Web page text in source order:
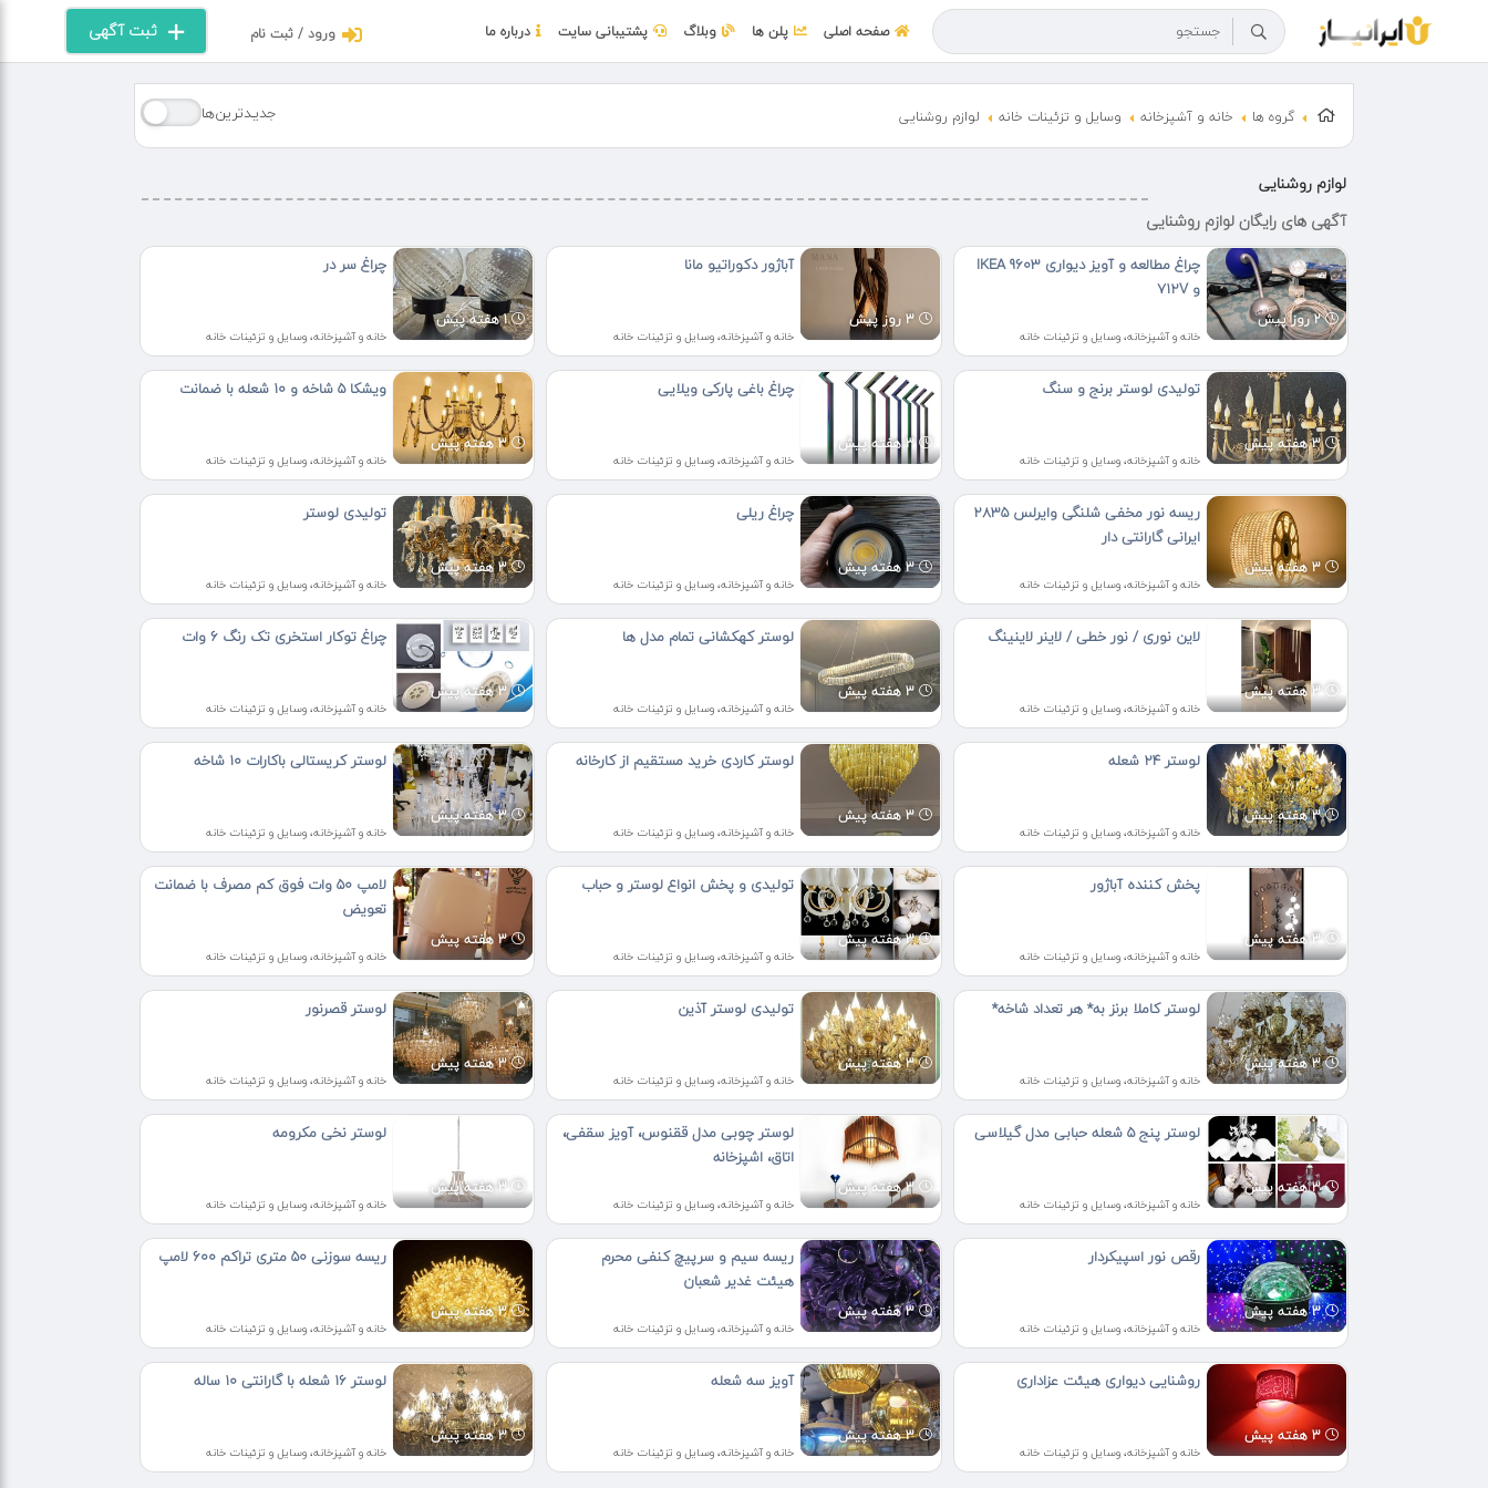
ثبت آگهی ورود / ثبت نام صفحه اصلی پلن ها وبلاگ پشتیبانی سایت درباره ما
گروه ها خانه و آشپزخانه وسایل و تزئینات خانه لوازم روشنایی جدیـدترین‌ها
لوازم روشنایی
آگهی های رایگان لوازم روشنایی
2 روز پیش
چراغ مطالعه و آویز دیواری IKEA 9603
و 712V
خانه و آشپزخانه، وسایل و تزئینات خانه
3 روز پیش
آباژور دکوراتیو مانا
خانه و آشپزخانه، وسایل و تزئینات خانه
1 هفته پیش
چراغ سر در
خانه و آشپزخانه، وسایل و تزئینات خانه
3 هفته پیش
تولیدی لوستر برنج و سنگ
خانه و آشپزخانه، وسایل و تزئینات خانه
3 هفته پیش
چراغ باغی پارکی ویلایی
خانه و آشپزخانه، وسایل و تزئینات خانه
3 هفته پیش
ویشکا ۵ شاخه و ۱۰ شعله با ضمانت
خانه و آشپزخانه، وسایل و تزئینات خانه
3 هفته پیش
ریسه نور مخفی شلنگی وایرلس ۲۸۳۵
ایرانی گارانتی دار
خانه و آشپزخانه، وسایل و تزئینات خانه
3 هفته پیش
چراغ ریلی
خانه و آشپزخانه، وسایل و تزئینات خانه
3 هفته پیش
تولیدی لوستر
خانه و آشپزخانه، وسایل و تزئینات خانه
3 هفته پیش
لاین نوری / نور خطی / لاینر لاینینگ
خانه و آشپزخانه، وسایل و تزئینات خانه
3 هفته پیش
لوستر کهکشانی تمام مدل ها
خانه و آشپزخانه، وسایل و تزئینات خانه
3 هفته پیش
چراغ توکار استخری تک رنگ ۶ وات
خانه و آشپزخانه، وسایل و تزئینات خانه
3 هفته پیش
لوستر ۲۴ شعله
خانه و آشپزخانه، وسایل و تزئینات خانه
3 هفته پیش
لوستر کاردی خرید مستقیم از کارخانه
خانه و آشپزخانه، وسایل و تزئینات خانه
3 هفته پیش
لوستر کریستالی باکارات ۱۰ شاخه
خانه و آشپزخانه، وسایل و تزئینات خانه
3 هفته پیش
پخش کننده آباژور
خانه و آشپزخانه، وسایل و تزئینات خانه
3 هفته پیش
تولیدی و پخش انواع لوستر و حباب
خانه و آشپزخانه، وسایل و تزئینات خانه
3 هفته پیش
لامپ ۵۰ وات فوق کم مصرف با ضمانت
تعویض
خانه و آشپزخانه، وسایل و تزئینات خانه
3 هفته پیش
لوستر کاملا برنز به* هر تعداد شاخه*
خانه و آشپزخانه، وسایل و تزئینات خانه
3 هفته پیش
تولیدی لوستر آذین
خانه و آشپزخانه، وسایل و تزئینات خانه
3 هفته پیش
لوستر قصرنور
خانه و آشپزخانه، وسایل و تزئینات خانه
3 هفته پیش
لوستر پنج 5 شعله حبابی مدل گیلاسی
خانه و آشپزخانه، وسایل و تزئینات خانه
3 هفته پیش
لوستر چوبی مدل ققنوس، آویز سقفی،
اتاق، اشپزخانه
خانه و آشپزخانه، وسایل و تزئینات خانه
3 هفته پیش
لوستر نخی مکرومه
خانه و آشپزخانه، وسایل و تزئینات خانه
3 هفته پیش
رقص نور اسپیکردار
خانه و آشپزخانه، وسایل و تزئینات خانه
3 هفته پیش
ریسه سیم و سرپیچ کنفی محرم
هیئت غدیر شعبان
خانه و آشپزخانه، وسایل و تزئینات خانه
3 هفته پیش
ریسه سوزنی ۵۰ متری تراکم ۶۰۰ لامپ
خانه و آشپزخانه، وسایل و تزئینات خانه
3 هفته پیش
روشنایی دیواری هیئت عزاداری
خانه و آشپزخانه، وسایل و تزئینات خانه
3 هفته پیش
آویز سه شعله
خانه و آشپزخانه، وسایل و تزئینات خانه
3 هفته پیش
لوستر ۱۶ شعله با گارانتی ۱۰ ساله
خانه و آشپزخانه، وسایل و تزئینات خانه